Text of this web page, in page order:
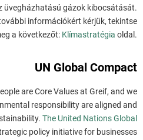
üvegházhatású gázok kibocsátását.
információkért kérjük, tekintse
a következőt: Klímastratégia oldal.
UN Global Compact
are Core Values at Greif, and we
responsibility are aligned and
The United Nations Global
policy initiative for businesses